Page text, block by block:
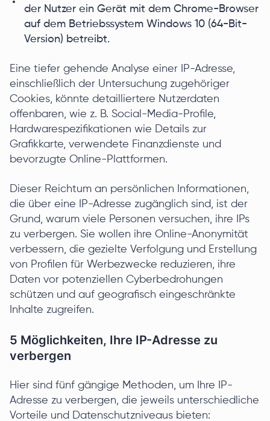
der Nutzer ein Gerät mit dem Chrome-Browser
auf dem Betriebssystem Windows 10 (64-Bit-
Version) betreibt.
Eine tiefer gehende Analyse einer IP-Adresse,
einschließlich der Untersuchung zugehöriger
Cookies, könnte detailliertere Nutzerdaten
offenbaren, wie z. B. Social-Media-Profile,
Hardwarespezifikationen wie Details zur
Grafikkarte, verwendete Finanzdienste und
bevorzugte Online-Plattformen.
Dieser Reichtum an persönlichen Informationen,
die über eine IP-Adresse zugänglich sind, ist der
Grund, warum viele Personen versuchen, ihre IPs
zu verbergen. Sie wollen ihre Online-Anonymität
verbessern, die gezielte Verfolgung und Erstellung
von Profilen für Werbezwecke reduzieren, ihre
Daten vor potenziellen Cyberbedrohungen
schützen und auf geografisch eingeschränkte
Inhalte zugreifen.
5 Möglichkeiten, Ihre IP-Adresse zu
verbergen
Hier sind fünf gängige Methoden, um Ihre IP-
Adresse zu verbergen, die jeweils unterschiedliche
Vorteile und Datenschutzniveaus bieten: